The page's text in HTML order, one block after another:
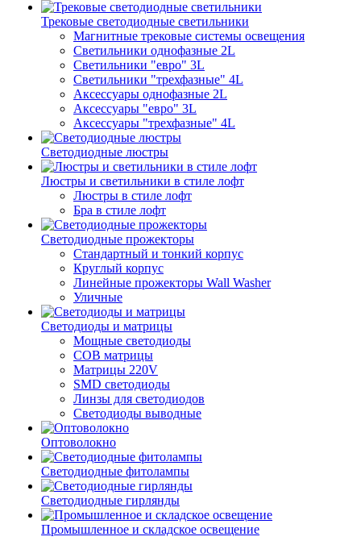
Трековые светодиодные светильники
Магнитные трековые системы освещения
Светильники однофазные 2L
Светильники "евро" 3L
Светильники "трехфазные" 4L
Аксессуары однофазные 2L
Аксессуары "евро" 3L
Аксессуары "трехфазные" 4L
Светодиодные люстры
Люстры и светильники в стиле лофт
Люстры в стиле лофт
Бра в стиле лофт
Светодиодные прожекторы
Стандартный и тонкий корпус
Круглый корпус
Линейные прожекторы Wall Washer
Уличные
Светодиоды и матрицы
Мощные светодиоды
COB матрицы
Матрицы 220V
SMD светодиоды
Линзы для светодиодов
Светодиоды выводные
Оптоволокно
Светодиодные фитолампы
Светодиодные гирлянды
Промышленное и складское освещение